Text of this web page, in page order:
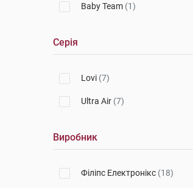
Baby Team (1)
Серія
Lovi (7)
Ultra Air (7)
Виробник
Філіпс Електронікс (18)